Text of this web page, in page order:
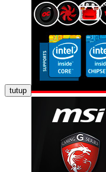
tutup